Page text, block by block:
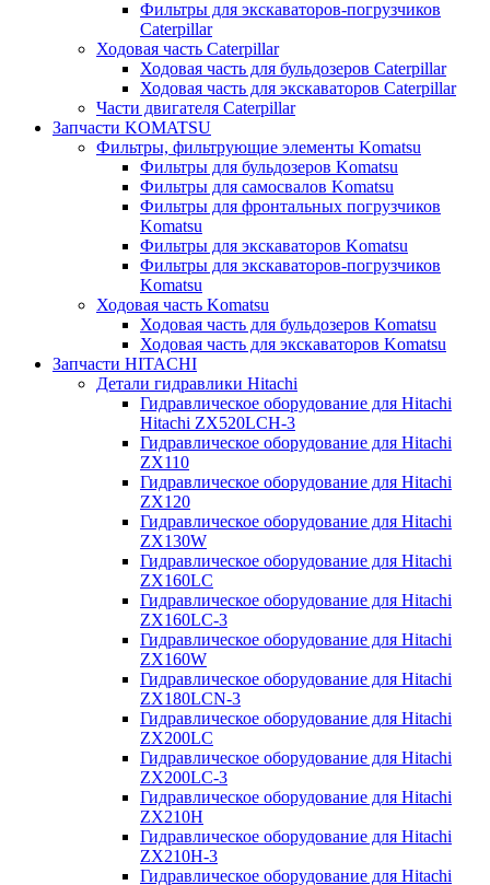
Фильтры для экскаваторов-погрузчиков
Caterpillar
Ходовая часть Caterpillar
Ходовая часть для бульдозеров Caterpillar
Ходовая часть для экскаваторов Caterpillar
Части двигателя Caterpillar
Запчасти KOMATSU
Фильтры, фильтрующие элементы Komatsu
Фильтры для бульдозеров Komatsu
Фильтры для самосвалов Komatsu
Фильтры для фронтальных погрузчиков
Komatsu
Фильтры для экскаваторов Komatsu
Фильтры для экскаваторов-погрузчиков
Komatsu
Ходовая часть Komatsu
Ходовая часть для бульдозеров Komatsu
Ходовая часть для экскаваторов Komatsu
Запчасти HITACHI
Детали гидравлики Hitachi
Гидравлическое оборудование для Hitachi
Hitachi ZX520LCH-3
Гидравлическое оборудование для Hitachi
ZX110
Гидравлическое оборудование для Hitachi
ZX120
Гидравлическое оборудование для Hitachi
ZX130W
Гидравлическое оборудование для Hitachi
ZX160LC
Гидравлическое оборудование для Hitachi
ZX160LC-3
Гидравлическое оборудование для Hitachi
ZX160W
Гидравлическое оборудование для Hitachi
ZX180LCN-3
Гидравлическое оборудование для Hitachi
ZX200LC
Гидравлическое оборудование для Hitachi
ZX200LC-3
Гидравлическое оборудование для Hitachi
ZX210H
Гидравлическое оборудование для Hitachi
ZX210H-3
Гидравлическое оборудование для Hitachi